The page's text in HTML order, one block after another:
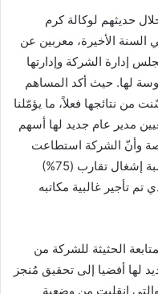
حديثهم لوكالة كرم
السنة الأخيرة، معربين عن
إدارة الشركة وإدارتها
لها. حيث أكد المساهم
نتائجها فعلاً، ما يؤمّلنا
مدير عام جديد لها أسهم
وأنّ الشركة استطاعت
في عهده تحقيق الأرباح الناجمة عن نسبة إشغال تقارب (75%)
تأجير غالبية مكاتبه
الحثيثة للشركة من
لها أفضيا إلى تحقيق مُنجز
انقلبت من وضعية